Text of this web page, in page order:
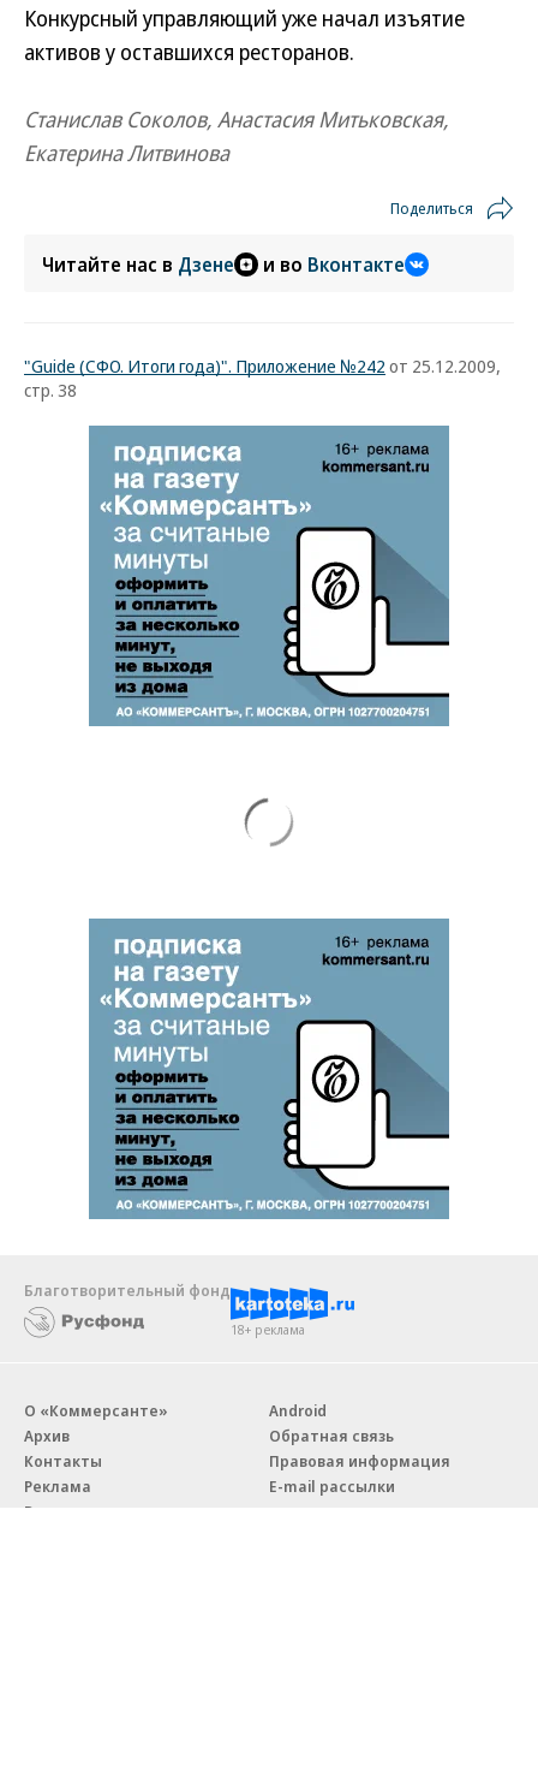
Конкурсный управляющий уже начал изъятие
активов у оставшихся ресторанов.
Станислав Соколов, Анастасия Митьковская,
Екатерина Литвинова
Поделиться
Читайте нас в Дзене и во Вконтакте
"Guide (СФО. Итоги года)". Приложение №242 от 25.12.2009,
стр. 38
Благотворительный фонд
18+ реклама
О «Коммерсанте»
Архив
Контакты
Реклама
Вакансии
Android
Обратная связь
Правовая информация
E-mail рассылки